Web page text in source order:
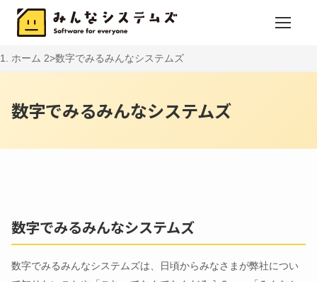
ホーム 数字でみるみんなシステムズ
数字でみるみんなシステムズ
数字でみるみんなシステムズ
数字でみるみんなシステムズは、日頃からみなさまが弊社につい